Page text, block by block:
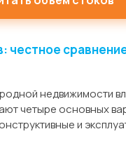
честное
недвижимости
четыре основных
и